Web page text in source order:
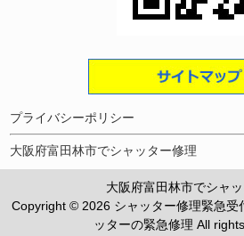
プライバシーポリシー
大阪府富田林市でシャッター修理
大阪府富田林市でシャ
Copyright © 2026 シャッター修理緊急受
ッターの緊急修理 All